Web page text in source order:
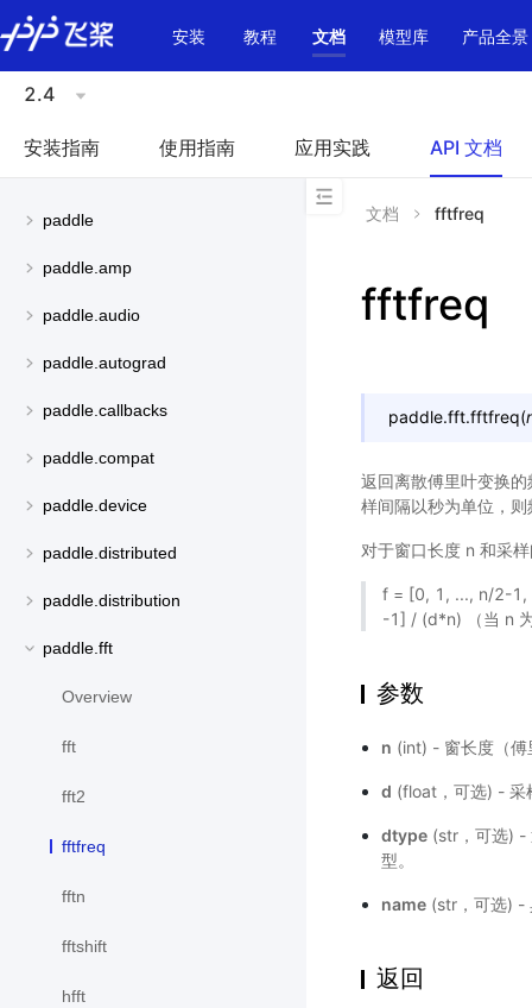
\u200E
安装
教程 文档 模型库 产品全景
2.4
安装指南 使用指南 应用实践 API 文档
paddle
paddle.amp
paddle.audio
paddle.autograd
paddle.callbacks
paddle.compat
paddle.device
paddle.distributed
paddle.distribution
paddle.fft
Overview
fft
fft2
fftfreq
fftn
fftshift
hfft
文档 fftfreq
fftfreq
paddle.fft.fftfreq(
返回离散傅里叶变换
样间隔以秒为单位，
对于窗口长度 n 和采
f = [0, 1, ..., n/2-1,
-1] / (d*n) （当 n
参数
n (int) - 窗长度（傅
d (float，可选) - 采
dtype(str，可选) -
型。
name(str，可选) -
返回